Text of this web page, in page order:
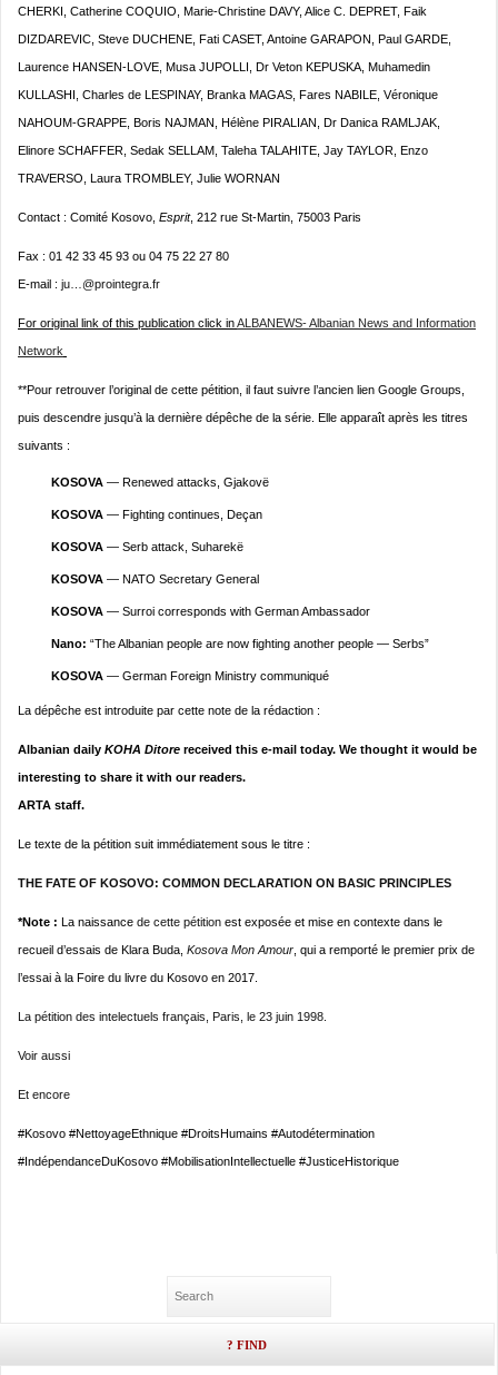
CHERKI, Catherine COQUIO, Marie-Christine DAVY, Alice C. DEPRET, Faik
DIZDAREVIC, Steve DUCHENE, Fati CASET, Antoine GARAPON, Paul GARDE,
Laurence HANSEN-LOVE, Musa JUPOLLI, Dr Veton KEPUSKA, Muhamedin
KULLASHI, Charles de LESPINAY, Branka MAGAS, Fares NABILE, Véronique
NAHOUM-GRAPPE, Boris NAJMAN, Hélène PIRALIAN, Dr Danica RAMLJAK,
Elinore SCHAFFER, Sedak SELLAM, Taleha TALAHITE, Jay TAYLOR, Enzo
TRAVERSO, Laura TROMBLEY, Julie WORNAN
Contact : Comité Kosovo, Esprit, 212 rue St-Martin, 75003 Paris
Fax : 01 42 33 45 93 ou 04 75 22 27 80
E-mail : ju…@prointegra.fr
For original link of this publication click inALBANEWS- Albanian News and Information
Network
**Pour retrouver l’original de cette pétition, il faut suivre l’ancien lien Google Groups,
puis descendre jusqu’à la dernière dépêche de la série. Elle apparaît après les titres
suivants :
KOSOVA — Renewed attacks, Gjakovë
KOSOVA — Fighting continues, Deçan
KOSOVA — Serb attack, Suharekë
KOSOVA — NATO Secretary General
KOSOVA — Surroi corresponds with German Ambassador
Nano: “The Albanian people are now fighting another people — Serbs”
KOSOVA — German Foreign Ministry communiqué
La dépêche est introduite par cette note de la rédaction :
Albanian daily KOHA Ditore received this e-mail today. We thought it would be
interesting to share it with our readers.
ARTA staff.
Le texte de la pétition suit immédiatement sous le titre :
THE FATE OF KOSOVO: COMMON DECLARATION ON BASIC PRINCIPLES
*Note : La naissance de cette pétition est exposée et mise en contexte dans le
recueil d’essais de Klara Buda, Kosova Mon Amour , qui a remporté le premier prix de
l’essai à la Foire du livre du Kosovo en 2017.
La pétition des intelectuels français, Paris, le 23 juin 1998.
Voir aussi
Et encore
#Kosovo #NettoyageEthnique #DroitsHumains #Autodétermination
#IndépendanceDuKosovo #MobilisationIntellectuelle #JusticeHistorique